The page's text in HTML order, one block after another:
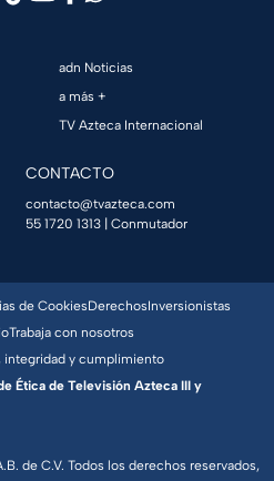
adn Noticias
a más +
TV Azteca Internacional
CONTACTO
contacto@tvazteca.com
55 1720 1313 | Conmutador
de C.V. Todos los derechos reservados,
de CookiesDerechosInversionistas
Trabaja con nosotros
integridad y cumplimiento
Ética de Televisión Azteca III y